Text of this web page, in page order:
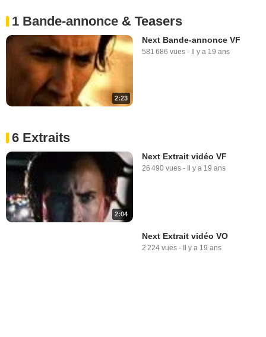
1 Bande-annonce & Teasers
2:23
Next Bande-annonce VF
581 686 vues - Il y a 19 ans
6 Extraits
2:04
Next Extrait vidéo VF
26 490 vues - Il y a 19 ans
Next Extrait vidéo VO
2 224 vues - Il y a 19 ans